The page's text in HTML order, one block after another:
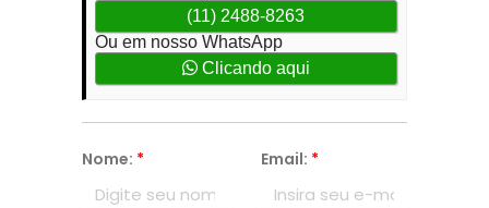
(11) 2488-8263
Ou em nosso WhatsApp
Clicando aqui
Nome: * Email: *